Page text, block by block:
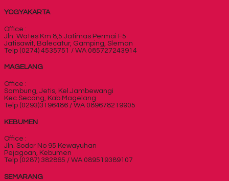
YOGYAKARTA
Office :
Jln. Wates Km 8,5 Jatimas Permai F5
Jatisawit, Balecatur, Gamping, Sleman
Telp (0274) 4535751 / WA 085727243914
MAGELANG
Office :
Sambung, Jetis, Kel.Jambewangi
Kec.Secang, Kab.Magelang
Telp (0293)3196486 / WA 089678219905
KEBUMEN
Office :
Jln. Sodor No 95 Kewayuhan
Pejagoan, Kebumen
Telp (0287) 382865 / WA 089519389107
SEMARANG